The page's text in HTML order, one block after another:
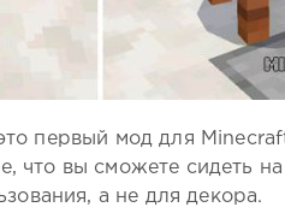
первый мод для
что вы сможете сидеть
а не для декора.